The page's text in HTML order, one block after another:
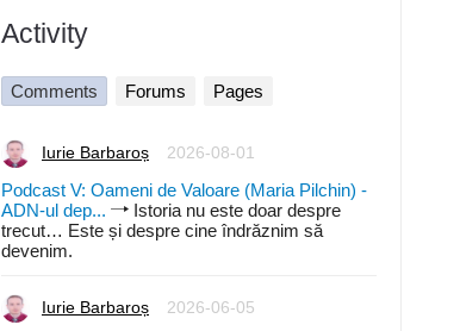
Activity
Comments Forums Pages
Iurie Barbaroș 2026-08-01
Podcast V: Oameni de Valoare (Maria Pilchin) -
ADN-ul dep...
Istoria nu este doar despre
trecut… Este și despre cine îndrăznim să
devenim.
Iurie Barbaroș 2026-06-05